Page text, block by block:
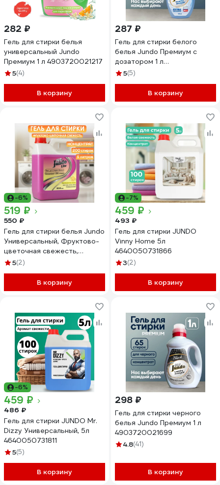
282 ₽
Гель для стирки белья
универсальный Jundo
Премиум 1 л 4903720021217
5(4)
В корзину
287 ₽
Гель для стирки белого
белья Jundo Премиум с
дозатором 1 л
4903720020067
5(5)
В корзину
-6%
519 ₽
550 ₽
Гель для стирки белья Jundo
Универсальный, Фруктово-
цветочная свежесть,
концентрированный 5 л
5(2)
В корзину
-7%
459 ₽
493 ₽
Гель для стирки JUNDO
Vinny Home 5л
4640050731866
3(2)
В корзину
-6%
459 ₽
486 ₽
Гель для стирки JUNDO Mr.
Dizzy Универсальный, 5л
4640050731811
5(5)
В корзину
298 ₽
Гель для стирки черного
белья Jundo Премиум 1 л
4903720021699
4.8(41)
В корзину